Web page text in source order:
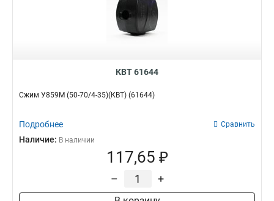
КВТ 61644
Сжим У859М (50-70/4-35)(КВТ) (61644)
Подробнее Сравнить
Наличие: В наличии
117,65 ₽
– +